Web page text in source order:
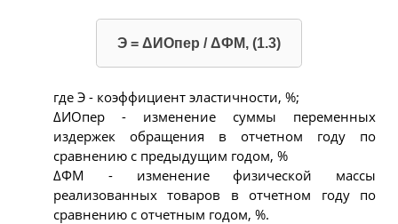
Э = ΔИОпер / ΔФМ, (1.3)
где Э - коэффициент эластичности, %;
ΔИОпер - изменение суммы переменных
издержек обращения в отчетном году по
сравнению с предыдущим годом, %
ΔФМ - изменение физической массы
реализованных товаров в отчетном году по
сравнению с отчетным годом, %.